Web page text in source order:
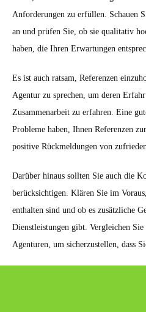
Anforderungen zu erfüllen. Schauen
an und prüfen Sie, ob sie qualitativ
haben, die Ihren Erwartungen
Es ist auch ratsam, Referenzen
Agentur zu sprechen, um deren
Zusammenarbeit zu erfahren. Eine
Probleme haben, Ihnen Referenzen
positive Rückmeldungen von
Darüber hinaus sollten Sie auch die
berücksichtigen. Klären Sie im
enthalten sind und ob es zusätzliche
Dienstleistungen gibt. Vergleichen Sie
Agenturen, um sicherzustellen, dass